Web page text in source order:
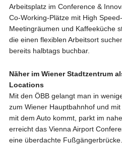
Arbeitsplatz im Conference &
Co-Working-Plätze mit High
Meetingräumen und Kaffeeküche
die einen flexiblen Arbeitsort
bereits halbtags buchbar.
Näher im Wiener Stadtzentrum
Locations
Mit den ÖBB gelangt man in
zum Wiener Hauptbahnhof und
mit dem Auto kommt, parkt im
erreicht das Vienna Airport
eine überdachte